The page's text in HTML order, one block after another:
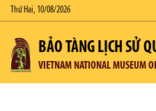
Thứ Hai, 10/08/2026
BẢO TÀNG LỊCH SỬ
VIETNAM NATIONAL MUSEUM